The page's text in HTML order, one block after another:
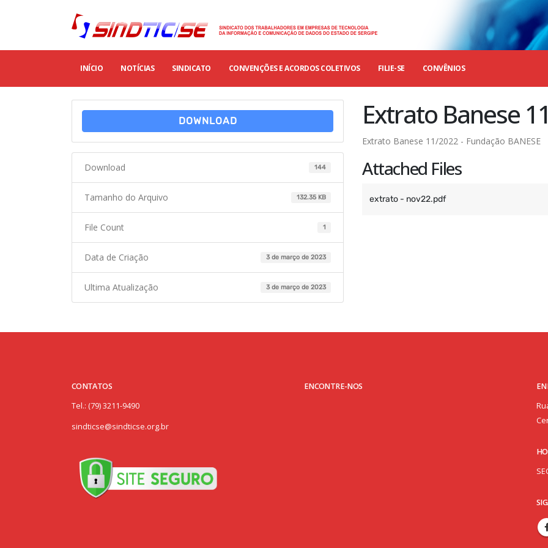
INÍCIO NOTÍCIAS SINDICATO CONVENÇÕES E ACORDOS COLETIVOS FILIE-SE CONVÊNIOS
DOWNLOAD
Download 144
Tamanho do Arquivo 132.35 KB
File Count 1
Data de Criação 3 de março de 2023
Ultima Atualização 3 de março de 2023
Extrato Banese
Extrato Banese 11/2022 - Fundação BANESE
Attached Files
extrato - nov22.pdf
CONTATOS
Tel.: (79) 3211-9490
sindticse@sindticse.org.br
ENCONTRE-NOS